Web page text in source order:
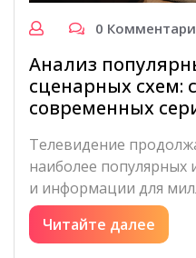
0
Анализ
сценарных схем:
современных
Телевидение
наиболее популярных
и информации для
Читайте далее